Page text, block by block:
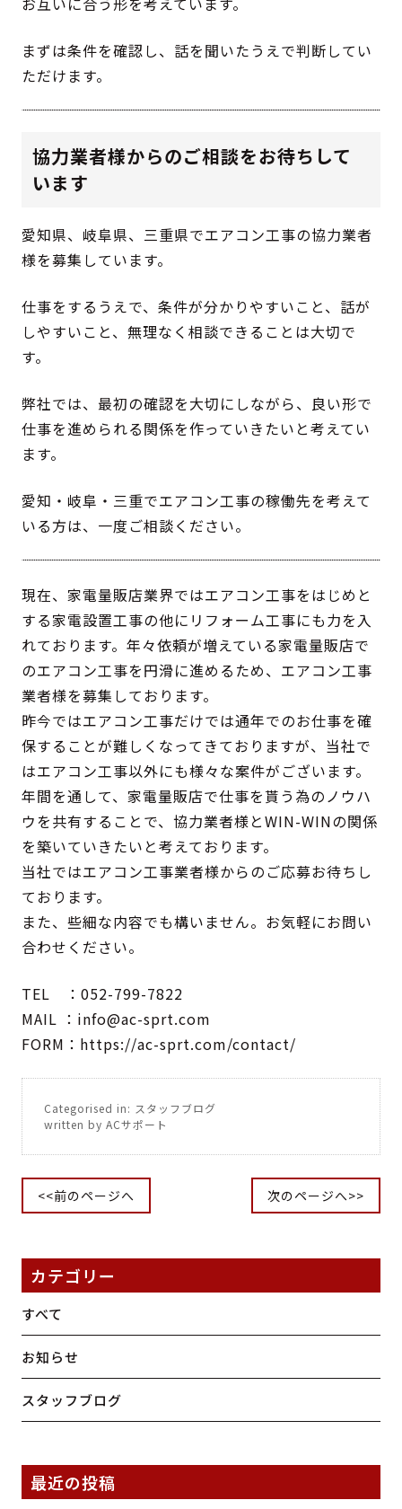
まずは条件を確認し、話を聞いたうえで判断してい
ただけます。
協力業者様からのご相談をお待ちして
います
愛知県、岐阜県、三重県でエアコン工事の協力業者
様を募集しています。
仕事をするうえで、条件が分かりやすいこと、話が
しやすいこと、無理なく相談できることは大切で
す。
弊社では、最初の確認を大切にしながら、良い形で
仕事を進められる関係を作っていきたいと考えてい
ます。
愛知・岐阜・三重でエアコン工事の稼働先を考えて
いる方は、一度ご相談ください。
現在、家電量販店業界ではエアコン工事をはじめと
する家電設置工事の他にリフォーム工事にも力を入
れております。年々依頼が増えている家電量販店で
のエアコン工事を円滑に進めるため、エアコン工事
業者様を募集しております。
昨今ではエアコン工事だけでは通年でのお仕事を確
保することが難しくなってきておりますが、当社で
はエアコン工事以外にも様々な案件がございます。
年間を通して、家電量販店で仕事を貰う為のノウハ
ウを共有することで、協力業者様とWIN-WINの関係
を築いていきたいと考えております。
当社ではエアコン工事業者様からのご応募お待ちし
ております。
また、些細な内容でも構いません。お気軽にお問い
合わせください。
TEL ：052-799-7822
MAIL ： info@ac-sprt.com
FORM： https://ac-sprt.com/contact/
Categorised in: スタッフブログ
written by ACサポート
<<前のページへ 次のページへ>>
カテゴリー
すべて
お知らせ
スタッフブログ
最近の投稿